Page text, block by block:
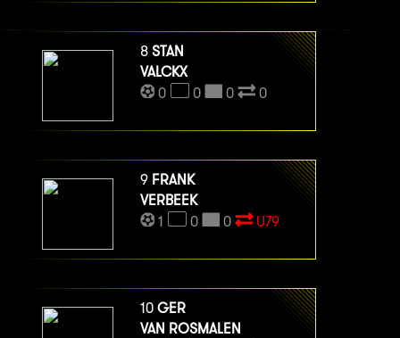
8 STAN
VALCKX
0
0 0 0
9 FRANK
VERBEEK
1
0 0 U79
10 GER
VAN ROSMALEN